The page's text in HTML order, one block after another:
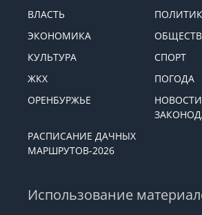
ВЛАСТЬ
ЭКОНОМИКА
КУЛЬТУРА
СПОРТ
ЖКХ
ПОГОДА
ОРЕНБУРЖЬЕ
НОВОСТИ
РАСПИСАНИЕ ДАЧНЫХ
МАРШРУТОВ-2026
Использование